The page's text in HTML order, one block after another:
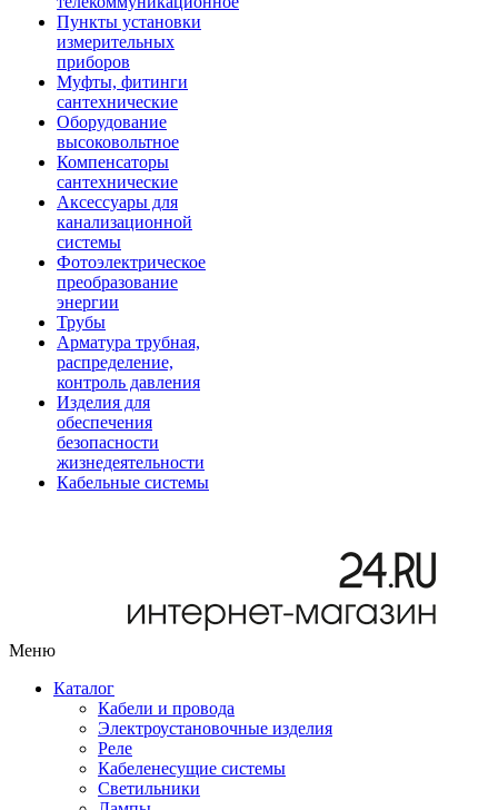
Пункты установки
измерительных
приборов
Муфты, фитинги
сантехнические
Оборудование
высоковольтное
Компенсаторы
сантехнические
Аксессуары для
канализационной
системы
Фотоэлектрическое
преобразование
энергии
Трубы
Арматура трубная,
распределение,
контроль давления
Изделия для
обеспечения
безопасности
жизнедеятельности
Кабельные системы
Меню
Каталог
Кабели и провода
Электроустановочные изделия
Реле
Кабеленесущие системы
Светильники